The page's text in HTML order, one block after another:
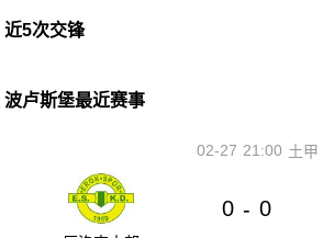
近5次交锋
波卢斯堡最近赛事
21:00
02-27 土甲
0 - 0